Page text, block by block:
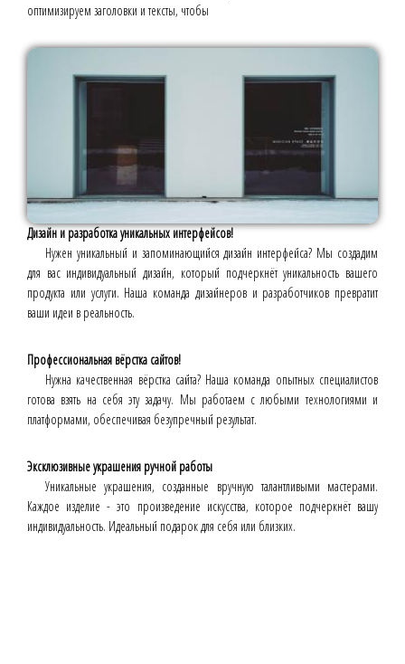
оптимизируем заголовки и тексты, чтобы
Дизайн и разработка уникальных интерфейсов!
Нужен уникальный и запоминающийся дизайн интерфейса? Мы создадим
для вас индивидуальный дизайн, который подчеркнёт уникальность вашего
продукта или услуги. Наша команда дизайнеров и разработчиков превратит
ваши идеи в реальность.
Профессиональная вёрстка сайтов!
Нужна качественная вёрстка сайта? Наша команда опытных специалистов
готова взять на себя эту задачу. Мы работаем с любыми технологиями и
платформами, обеспечивая безупречный результат.
Эксклюзивные украшения ручной работы
Уникальные украшения, созданные вручную талантливыми мастерами.
Каждое изделие - это произведение искусства, которое подчеркнёт вашу
индивидуальность. Идеальный подарок для себя или близких.